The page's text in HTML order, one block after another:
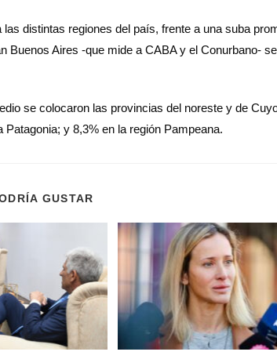
las distintas regiones del país, frente a una suba
Buenos Aires -que mide a CABA y el Conurbano-
se colocaron las provincias del noreste y de
Patagonia; y 8,3% en la región Pampeana.
GUSTAR